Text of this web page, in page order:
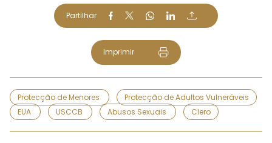
Partilhar
Imprimir
Protecção de Menores
Protecção de Adultos Vulneráveis
EUA
USCCB Abusos Sexuais Clero